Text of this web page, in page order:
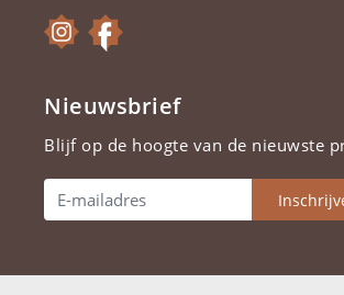
Nieuwsbrief
Blijf op de hoogte van de nieuwste